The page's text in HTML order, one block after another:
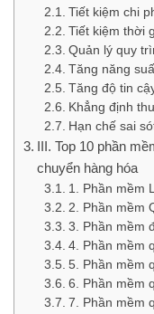
Tiết kiệm chi
Tiết kiệm thời
Quản lý quy
Tăng năng
Tăng độ tin
Khẳng định
Hạn chế sai
III. Top 10 phần
chuyển hàng hóa
1. Phần mềm
2. Phần mềm
3. Phần mềm
4. Phần mềm
5. Phần mềm
6. Phần mềm
7. Phần mềm